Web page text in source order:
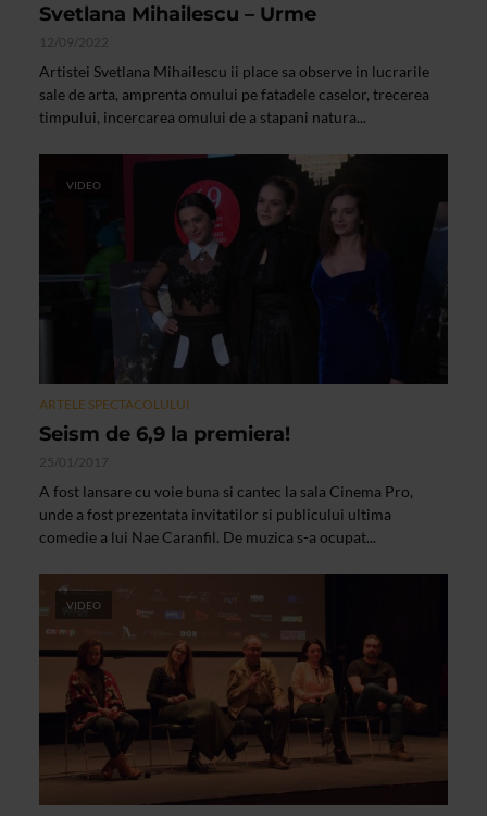
Svetlana Mihailescu – Urme
12/09/2022
Artistei Svetlana Mihailescu ii place sa observe in lucrarile
sale de arta, amprenta omului pe fatadele caselor, trecerea
timpului, incercarea omului de a stapani natura...
VIDEO
ARTELE SPECTACOLULUI
Seism de 6,9 la premiera!
25/01/2017
A fost lansare cu voie buna si cantec la sala Cinema Pro,
unde a fost prezentata invitatilor si publicului ultima
comedie a lui Nae Caranfil. De muzica s-a ocupat...
VIDEO